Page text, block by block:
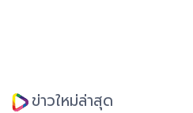
ข่าวใหม่ล่าสุด